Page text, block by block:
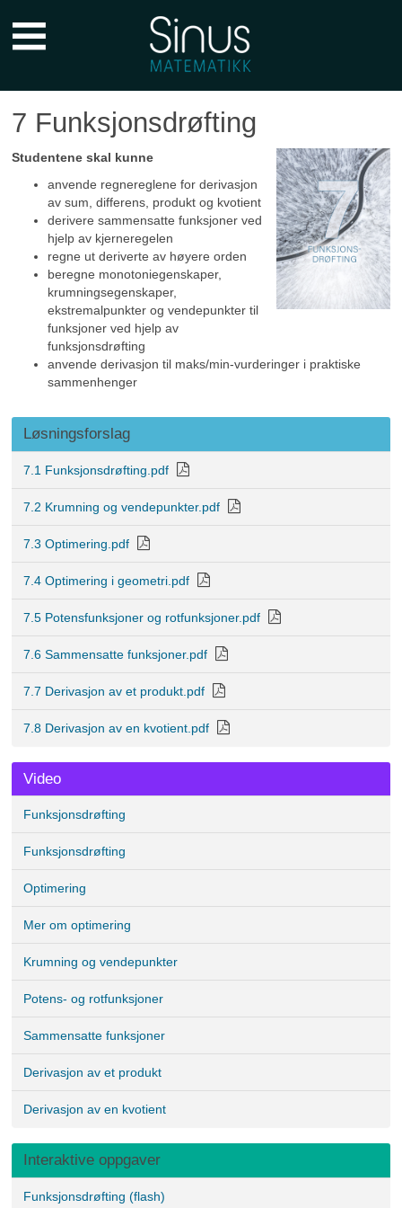
Hovedmeny
Forkurs
7 Funksjonsdrøfting
Studentene skal kunne
anvende regnereglene for derivasjon
av sum, differens, produkt og kvotient
derivere sammensatte funksjoner ved
hjelp av kjerneregelen
regne ut deriverte av høyere orden
beregne monotoniegenskaper,
krumningsegenskaper,
ekstremalpunkter og vendepunkter til
funksjoner ved hjelp av
funksjonsdrøfting
anvende derivasjon til maks/min-vurderinger i praktiske
sammenhenger
Løsningsforslag
7.1 Funksjonsdrøfting.pdf
7.2 Krumning og vendepunkter.pdf
7.3 Optimering.pdf
7.4 Optimering i geometri.pdf
7.5 Potensfunksjoner og rotfunksjoner.pdf
7.6 Sammensatte funksjoner.pdf
7.7 Derivasjon av et produkt.pdf
7.8 Derivasjon av en kvotient.pdf
Video
Funksjonsdrøfting
Funksjonsdrøfting
Optimering
Mer om optimering
Krumning og vendepunkter
Potens- og rotfunksjoner
Sammensatte funksjoner
Derivasjon av et produkt
Derivasjon av en kvotient
Interaktive oppgaver
Funksjonsdrøfting (flash)